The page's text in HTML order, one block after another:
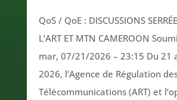
QoS / QoE : DISCUSSIONS
L’ART ET MTN CAMEROON
mar, 07/21/2026 – 23:15 Du 21
2026, l’Agence de Régulation
Télécommunications (ART) et